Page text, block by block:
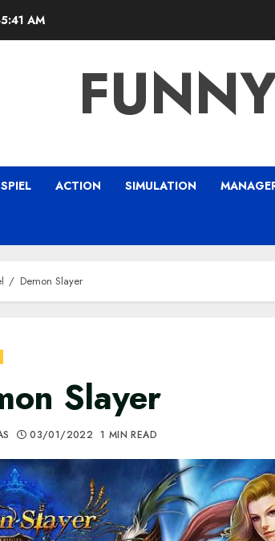
AM
ACTION SIMULATION
Demon Slayer
Slayer
03/01/2022 1 MIN READ